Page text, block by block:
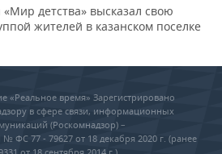
детства» высказал свою
жителей в казанском поселке
«Реальное время» Зарегистрировано
в сфере связи, информационных
(Роскомнадзор) –
ФС 77 - 79627 от 18 декабря 2020 г. (ранее